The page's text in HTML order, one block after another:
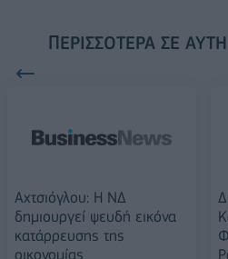
ΠΕΡΙΣΣΌΤΕΡΑ ΣΕ
Αχτσιόγλου: Η ΝΔ
δημιουργεί ψευδή εικόνα
κατάρρευσης της
οικονομίας